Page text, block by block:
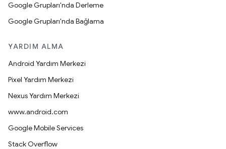
Google Grupları'nda Derleme
Google Grupları'nda Bağlama
YARDIM ALMA
Android Yardım Merkezi
Pixel Yardım Merkezi
Nexus Yardım Merkezi
www.android.com
Google Mobile Services
Stack Overflow